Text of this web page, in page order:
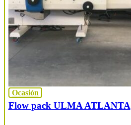
Ocasión
Flow pack ULMA ATLANTA